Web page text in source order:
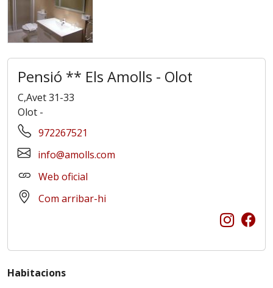
Pensió ** Els Amolls - Olot
C,Avet 31-33
Olot -
972267521
info@amolls.com
Web oficial
Com arribar-hi
Habitacions